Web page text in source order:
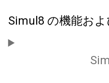
Simul8 の機能お